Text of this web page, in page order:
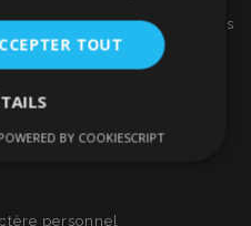
ou voulez-vous
personnel
TOUT
Ciblage
BY COOKIESCRIPT